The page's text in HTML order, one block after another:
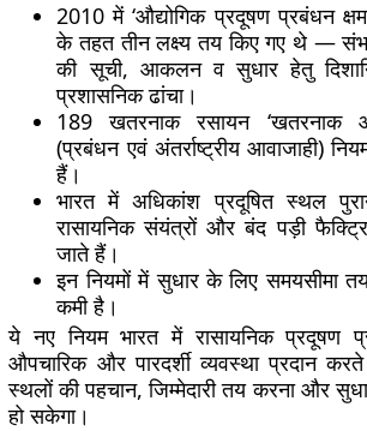
2010 में ‘औद्योगिक प्रदूषण प्रबंधन
के तहत तीन लक्ष्य तय किए गए थे —
की सूची, आकलन व सुधार हेतु
प्रशासनिक ढांचा।
189 खतरनाक रसायन‘खतरनाक
(प्रबंधन एवं अंतर्राष्ट्रीय आवाजाही)
हैं।
भारत में अधिकांश प्रदूषित स्थल
रासायनिक संयंत्रों और बंद पड़ी
जाते हैं।
इन नियमों में सुधार के लिए समयसीमा
कमी है।
ये नए नियम भारत मेंरासायनिक प्रदूषण
औपचारिक और पारदर्शी व्यवस्था प्रदान
स्थलों की पहचान, जिम्मेदारी तय करना और
हो सकेगा।